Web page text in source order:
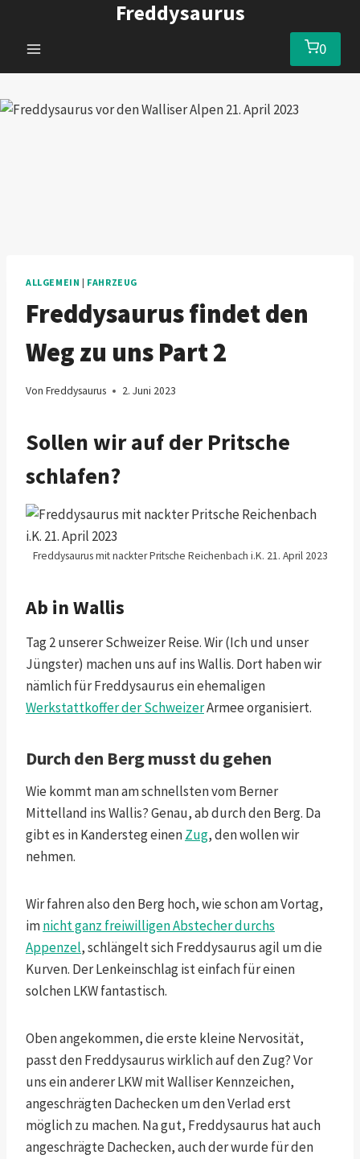
springen
Freddysaurus
0
ALLGEMEIN | FAHRZEUG
Freddysaurus findet den
Weg zu uns Part 2
Von Freddysaurus 2. Juni 2023
Sollen wir auf der Pritsche
schlafen?
Freddysaurus mit nackter Pritsche Reichenbach i.K. 21. April 2023
Ab in Wallis
Tag 2 unserer Schweizer Reise. Wir (Ich und unser
Jüngster) machen uns auf ins Wallis. Dort haben wir
nämlich für Freddysaurus ein ehemaligen
Werkstattkoffer der SchweizerArmee organisiert.
Durch den Berg musst du gehen
Wie kommt man am schnellsten vom Berner
Mittelland ins Wallis? Genau, ab durch den Berg. Da
gibt es in Kandersteg einenZug, den wollen wir
nehmen.
Wir fahren also den Berg hoch, wie schon am Vortag,
imnicht ganz freiwilligen Abstecher durchs
Appenzel, schlängelt sich Freddysaurus agil um die
Kurven. Der Lenkeinschlag ist einfach für einen
solchen LKW fantastisch.
Oben angekommen, die erste kleine Nervosität,
passt den Freddysaurus wirklich auf den Zug? Vor
uns ein anderer LKW mit Walliser Kennzeichen,
angeschrägten Dachecken um den Verlad erst
möglich zu machen. Na gut, Freddysaurus hat auch
angeschrägte Dachecken, auch der wurde für den